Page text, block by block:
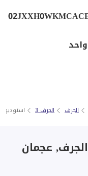
الجرف الجرف 3 استوديو
عجمان